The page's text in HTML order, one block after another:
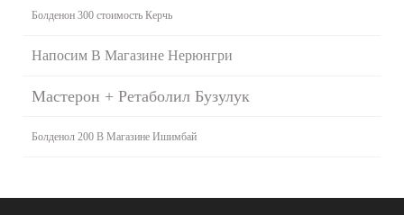
Болденон 300 стоимость Керчь
Напосим В Магазине Нерюнгри
Мастерон + Ретаболил Бузулук
Болденол 200 В Магазине Ишимбай